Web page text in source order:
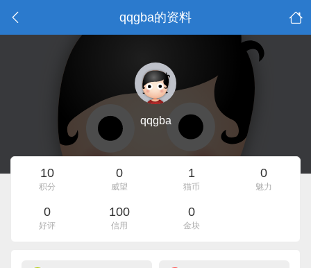
qqgba的资料
qqgba
10
积分
0
威望
1
猫币
0
魅力
0
好评
100
信用
0
金块